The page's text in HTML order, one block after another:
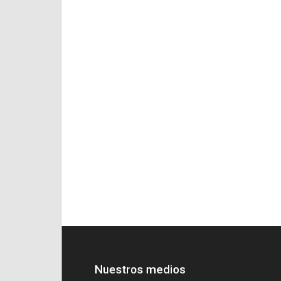
Nuestros medios